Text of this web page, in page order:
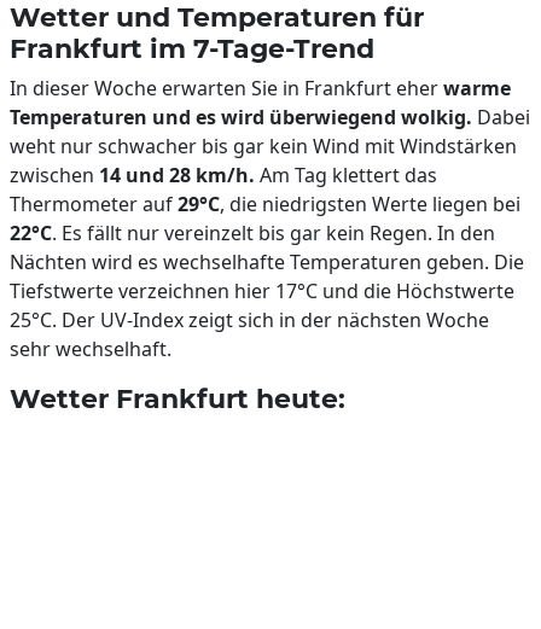
Wetter und Temperaturen für
Frankfurt im 7-Tage-Trend
In dieser Woche erwarten Sie in Frankfurt eherwarme
Temperaturen und es wird überwiegend wolkig. Dabei
weht nur schwacher bis gar kein Wind mit Windstärken
zwischen 14 und 28 km/h. Am Tag klettert das
Thermometer auf29°C, die niedrigsten Werte liegen bei
22°C. Es fällt nur vereinzelt bis gar kein Regen. In den
Nächten wird es wechselhafte Temperaturen geben. Die
Tiefstwerte verzeichnen hier 17°C und die Höchstwerte
25°C. Der UV-Index zeigt sich in der nächsten Woche
sehr wechselhaft.
Wetter Frankfurt heute: